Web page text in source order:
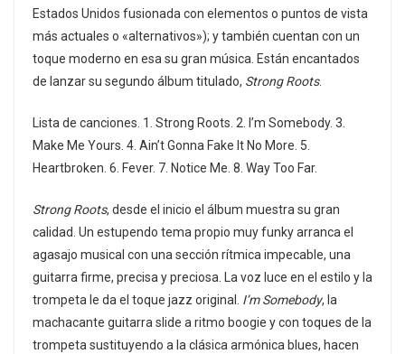
Estados Unidos fusionada con elementos o puntos de vista
más actuales o «alternativos»); y también cuentan con un
toque moderno en esa su gran música. Están encantados
de lanzar su segundo álbum titulado, Strong Roots.
Lista de canciones. 1. Strong Roots. 2. I’m Somebody. 3.
Make Me Yours. 4. Ain’t Gonna Fake It No More. 5.
Heartbroken. 6. Fever. 7. Notice Me. 8. Way Too Far.
Strong Roots, desde el inicio el álbum muestra su gran
calidad. Un estupendo tema propio muy funky arranca el
agasajo musical con una sección rítmica impecable, una
guitarra firme, precisa y preciosa. La voz luce en el estilo y la
trompeta le da el toque jazz original. I’m Somebody, la
machacante guitarra slide a ritmo boogie y con toques de la
trompeta sustituyendo a la clásica armónica blues, hacen